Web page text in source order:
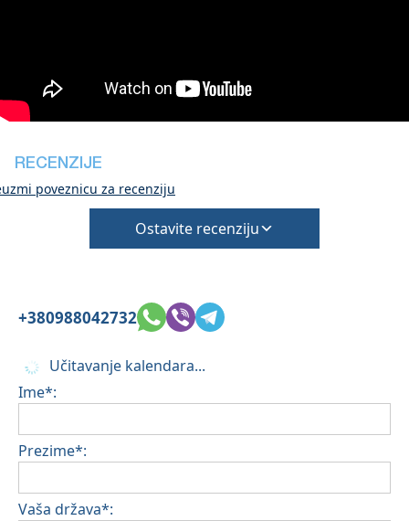
RECENZIJE
poveznicu za recenziju
Ostavite recenziju
+380988042732
Učitavanje kalendara...
Ime*:
Prezime*:
Vaša država*: